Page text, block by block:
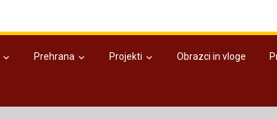
Prehrana Projekti Obrazci in vloge